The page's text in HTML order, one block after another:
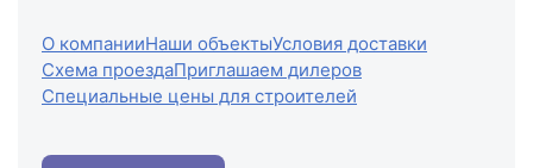
О компанииНаши объектыУсловия доставки
Схема проездаПриглашаем дилеров
Специальные цены для строителей